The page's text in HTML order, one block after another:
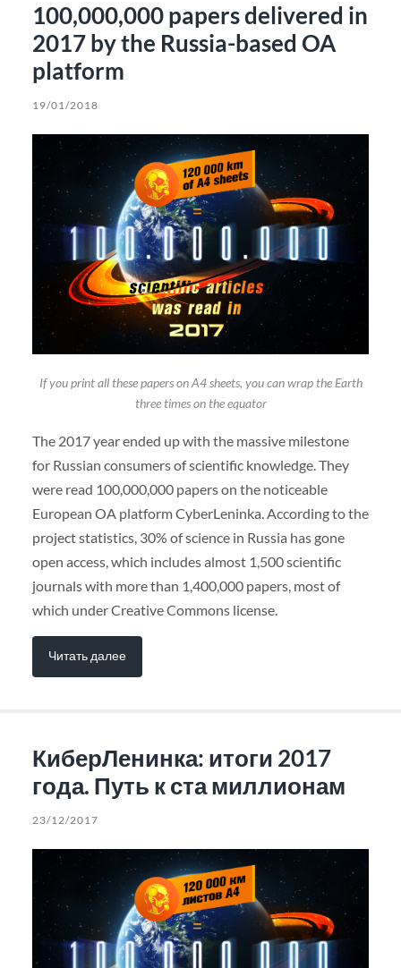
100,000,000 papers delivered in
2017 by the Russia-based OA
platform
19/01/2018
If you print all these papers on A4 sheets, you can wrap the Earth
three times on the equator
The 2017 year ended up with the massive milestone
for Russian consumers of scientific knowledge. They
were read 100,000,000 papers on the noticeable
European OA platform CyberLeninka. According to the
project statistics, 30% of science in Russia has gone
open access, which includes almost 1,500 scientific
journals with more than 1,400,000 papers, most of
which under Creative Commons license.
Читать далее
КиберЛенинка: итоги 2017
года. Путь к ста миллионам
23/12/2017